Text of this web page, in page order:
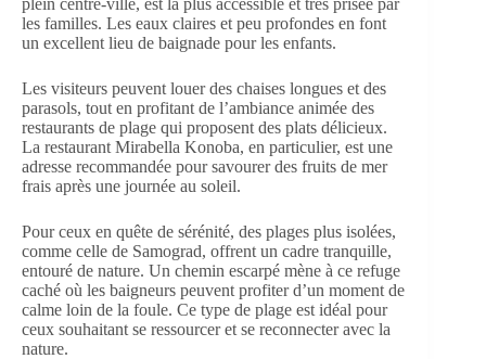
plein centre-ville, est la plus accessible et très prisée par
les familles. Les eaux claires et peu profondes en font
un excellent lieu de baignade pour les enfants.
Les visiteurs peuvent louer des chaises longues et des
parasols, tout en profitant de l’ambiance animée des
restaurants de plage qui proposent des plats délicieux.
La restaurant Mirabella Konoba, en particulier, est une
adresse recommandée pour savourer des fruits de mer
frais après une journée au soleil.
Pour ceux en quête de sérénité, des plages plus isolées,
comme celle de Samograd, offrent un cadre tranquille,
entouré de nature. Un chemin escarpé mène à ce refuge
caché où les baigneurs peuvent profiter d’un moment de
calme loin de la foule. Ce type de plage est idéal pour
ceux souhaitant se ressourcer et se reconnecter avec la
nature.